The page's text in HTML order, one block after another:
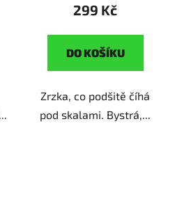
299 Kč
DO KOŠÍKU
Zrzka, co podšitě číhá
pod skalami. Bystrá,...